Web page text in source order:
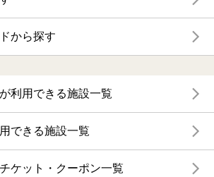
から探す
利用できる施設一覧
できる施設一覧
ケット・クーポン一覧